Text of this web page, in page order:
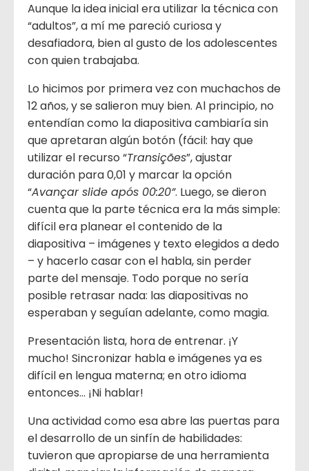
Aunque la idea inicial era utilizar la técnica con
“adultos”, a mí me pareció curiosa y
desafiadora, bien al gusto de los adolescentes
con quien trabajaba.
Lo hicimos por primera vez con muchachos de
12 años, y se salieron muy bien. Al principio, no
entendían como la diapositiva cambiaría sin
que apretaran algún botón (fácil: hay que
utilizar el recurso “Transições”, ajustar
duración para 0,01 y marcar la opción
“Avançar slide após 00:20”. Luego, se dieron
cuenta que la parte técnica era la más simple:
difícil era planear el contenido de la
diapositiva – imágenes y texto elegidos a dedo
– y hacerlo casar con el habla, sin perder
parte del mensaje. Todo porque no sería
posible retrasar nada: las diapositivas no
esperaban y seguían adelante, como magia.
Presentación lista, hora de entrenar. ¡Y
mucho! Sincronizar habla e imágenes ya es
difícil en lengua materna; en otro idioma
entonces… ¡Ni hablar!
Una actividad como esa abre las puertas para
el desarrollo de un sinfín de habilidades:
tuvieron que apropiarse de una herramienta